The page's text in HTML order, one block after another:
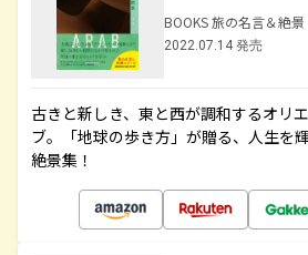
BOOKS 旅の名言＆絶景
2022.07.14 発売
古きと新しき、東と西が調和するオリ
ブ。「地球の歩き方」が贈る、人生を
絶景集！